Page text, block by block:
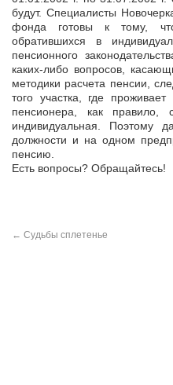
будут. Специалисты
фонда готовы к тому,
обратившихся в
пенсионного
каких-либо вопросов,
методики расчета пенсии,
того участка, где
пенсионера, как правило,
индивидуальная. Поэтому
должности и на одном
пенсию.
Есть вопросы? Обращайтесь!
← Судьбы сплетенье